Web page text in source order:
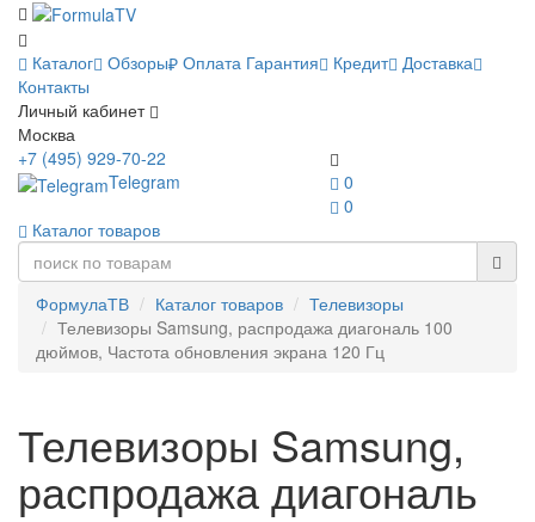
Каталог Обзоры Оплата Гарантия Кредит Доставка
Контакты
Личный кабинет
Москва
0
0
+7 (495) 929-70-22
Telegram
Каталог товаров
ФормулаТВ Каталог товаров
Телевизоры
Телевизоры Samsung, распродажа диагональ 100
дюймов, Частота обновления экрана 120 Гц
Телевизоры Samsung,
распродажа диагональ